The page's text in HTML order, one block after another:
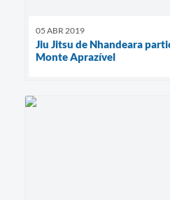
05 ABR 2019
Jiu Jitsu de Nhandeara
Monte Aprazível